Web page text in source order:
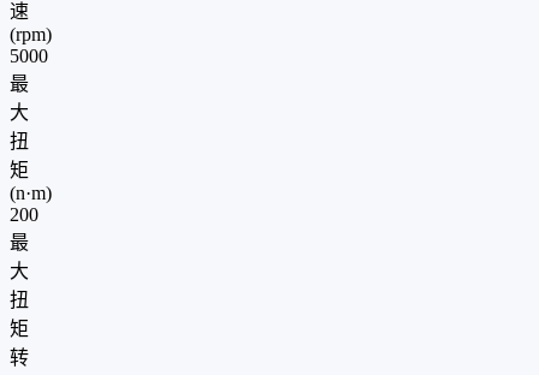
速
(rpm)
5000
最
大
扭
矩
(n·m)
200
最
大
扭
矩
转